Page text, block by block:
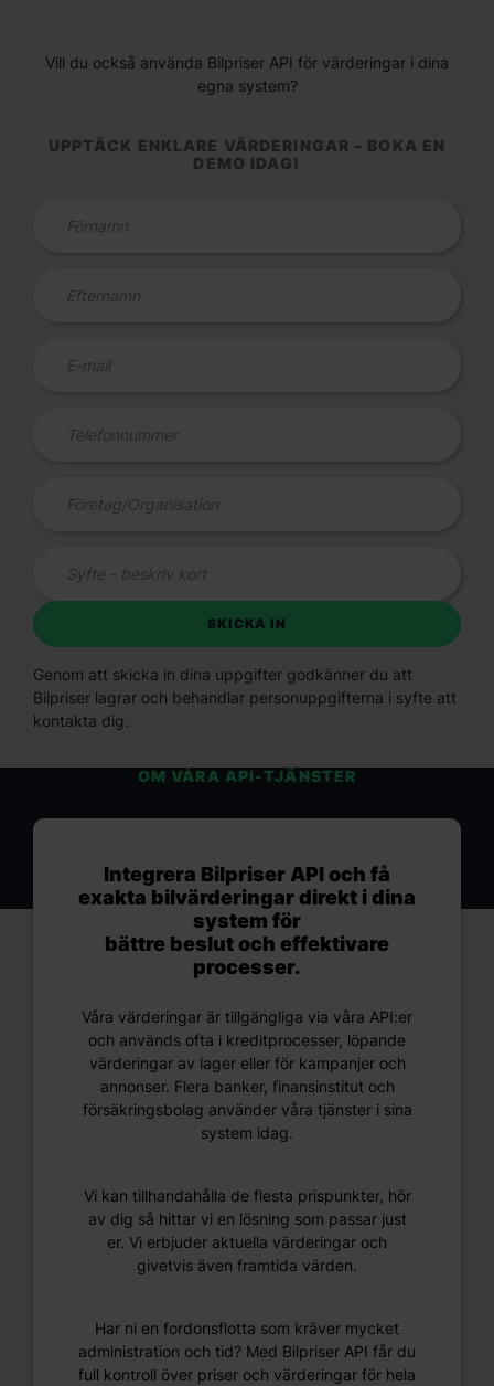
Vill du också använda Bilpriser API för värderingar i dina
egna system?
UPPTÄCK ENKLARE VÄRDERINGAR – BOKA EN
DEMO IDAG!
Genom att skicka in dina uppgifter godkänner du att
Bilpriser lagrar och behandlar personuppgifterna i syfte att
kontakta dig.
OM VÅRA API-TJÄNSTER
Integrera Bilpriser API och få
exakta bilvärderingar direkt i dina
system för
bättre beslut och effektivare
processer.
Våra värderingar är tillgängliga via våra API:er
och används ofta i kreditprocesser, löpande
värderingar av lager eller för kampanjer och
annonser. Flera banker, finansinstitut och
försäkringsbolag använder våra tjänster i sina
system idag.
Vi kan tillhandahålla de flesta prispunkter, hör
av dig så hittar vi en lösning som passar just
er. Vi erbjuder aktuella värderingar och
givetvis även framtida värden.
Har ni en fordonsflotta som kräver mycket
administration och tid? Med Bilpriser API får du
full kontroll över priser och värderingar för hela